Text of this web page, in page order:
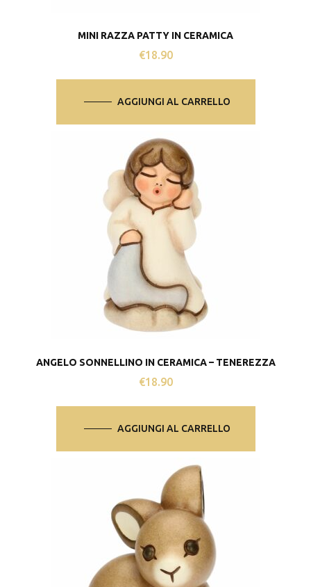
MINI RAZZA PATTY IN CERAMICA
€18.90
AGGIUNGI AL CARRELLO
ANGELO SONNELLINO IN CERAMICA – TENEREZZA
€18.90
AGGIUNGI AL CARRELLO